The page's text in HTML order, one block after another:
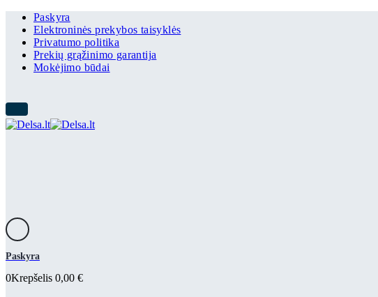
Paskyra
Elektroninės prekybos taisyklės
Privatumo politika
Prekių grąžinimo garantija
Mokėjimo būdai
Paskyra
0Krepšelis 0,00 €